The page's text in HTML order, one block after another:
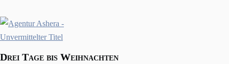
Drei Tage bis Weihnachten